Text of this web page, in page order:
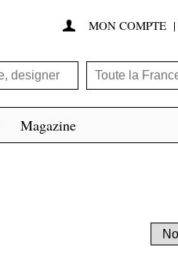
 MON COMPTE |
Magazine